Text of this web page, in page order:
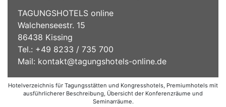
TAGUNGSHOTELS online
Walchenseestr. 15
86438 Kissing
Tel.: +49 8233 / 735 700
Mail: kontakt@tagungshotels-online.de
Hotelverzeichnis für Tagungsstätten und Kongresshotels, Premiumhotels mit
ausführlicherer Beschreibung, Übersicht der Konferenzräume und
Seminarräume.